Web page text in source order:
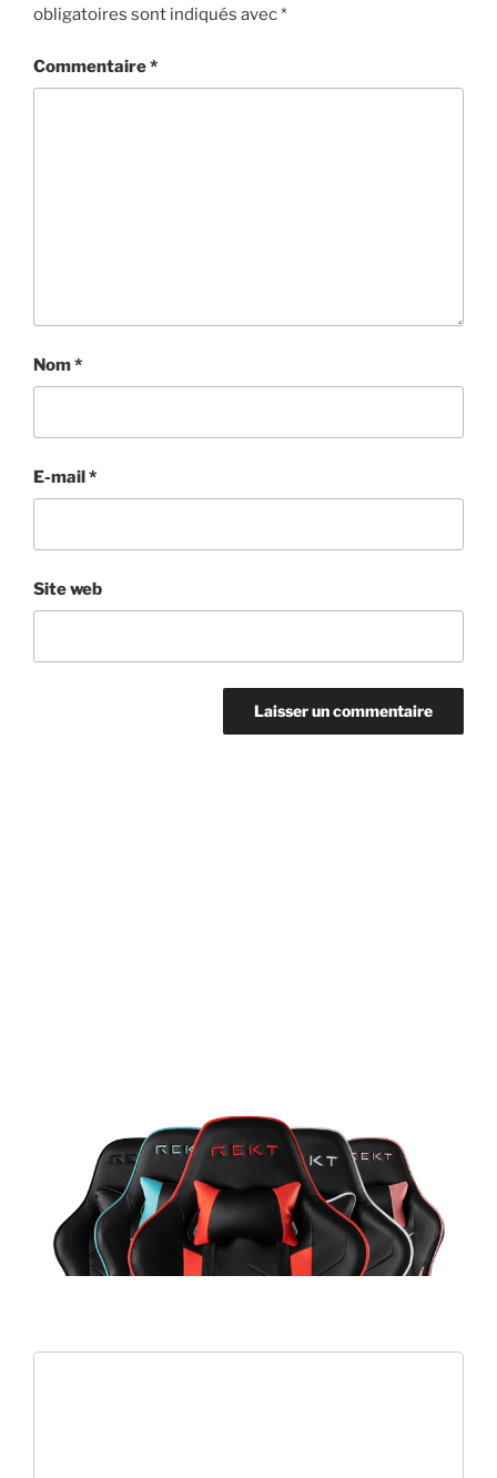
obligatoires sont indiqués avec*
Commentaire*
Nom*
E-mail*
Site web